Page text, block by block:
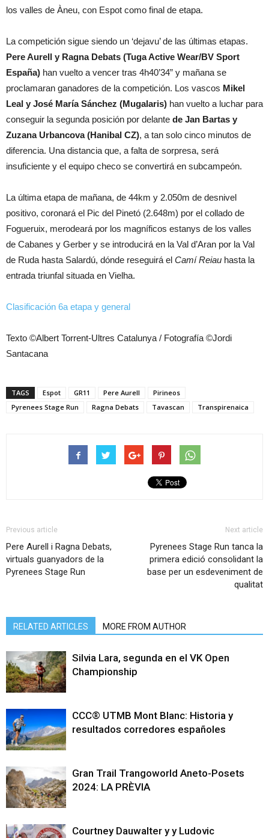
los valles de Àneu, con Espot como final de etapa.
La competición sigue siendo un ‘dejavu’ de las últimas etapas.
Pere Aurell y Ragna Debats (Tuga Active Wear/BV Sport
España) han vuelto a vencer tras 4h40’34” y mañana se
proclamaran ganadores de la competición. Los vascos Mikel
Leal y José María Sánchez (Mugalaris) han vuelto a luchar para
conseguir la segunda posición por delante de Jan Bartas y
Zuzana Urbancova (Hanibal CZ), a tan solo cinco minutos de
diferencia. Una distancia que, a falta de sorpresa, será
insuficiente y el equipo checo se convertirá en subcampeón.
La última etapa de mañana, de 44km y 2.050m de desnivel
positivo, coronará el Pic del Pinetó (2.648m) por el collado de
Fogueruix, merodeará por los magníficos estanys de los valles
de Cabanes y Gerber y se introducirá en la Val d’Aran por la Val
de Ruda hasta Salardú, dónde reseguirá el Camí Reiau hasta la
entrada triunfal situada en Vielha.
Clasificación 6a etapa y general
Texto ©Albert Torrent-Ultres Catalunya / Fotografía ©Jordi
Santacana
TAGS Espot GR11 Pere Aurell
Pirineos
Pyrenees Stage Run
Ragna Debats Tavascan Transpirenaica
Previous article
Pere Aurell i Ragna Debats,
virtuals guanyadors de la
Pyrenees Stage Run
Next article
Pyrenees Stage Run tanca la
primera edició consolidant la
base per un esdeveniment de
qualitat
RELATED ARTICLES MORE FROM AUTHOR
Silvia Lara, segunda en el VK Open
Championship
CCC® UTMB Mont Blanc: Historia y
resultados corredores españoles
Gran Trail Trangoworld Aneto-Posets
2024: LA PRÈVIA
Courtney Dauwalter y y Ludovic